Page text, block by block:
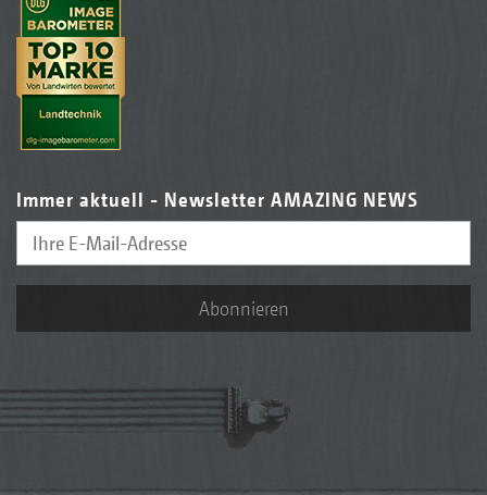
Immer aktuell - Newsletter AMAZING NEWS
Abonnieren